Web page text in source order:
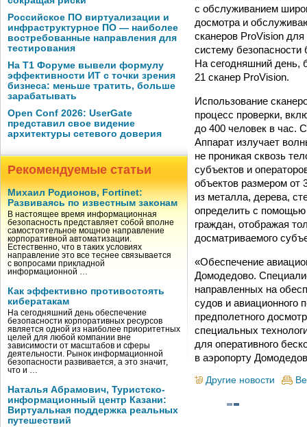
Российское ПО виртуализации и
инфраструктурное ПО — наиболее
востребованные направления для
тестирования
На Т1 Форуме вывели формулу
эффективности ИТ с точки зрения
бизнеса: меньше тратить, больше
зарабатывать
Open Conf 2026: UserGate
представил свое видение
архитектуры сетевого доверия
Рекомендуемые статьи
Михаил Родионов, Fortinet:
Развиваясь по известным законам
В настоящее время информационная
безопасность представляет собой вполне
самостоятельное мощное направление
корпоративной автоматизации.
Естественно, что в таких условиях
направление это все теснее связывается
с вопросами прикладной
информационной …
Как эффективно противостоять
кибератакам
На сегодняшний день обеспечение
безопасности корпоративных ресурсов
является одной из наиболее приоритетных
целей для любой компании вне
зависимости от масштабов и сферы
деятельности. Рынок информационной
безопасности развивается, а это значит,
что и …
Наталья Абрамович, Туристско-
информационный центр Казани:
Виртуальная поддержка реальных
путешествий
с обслуживанием
досмотра и
сканеров ProVision
систему
На сегодняшний день,
21 сканер ProVision.
Использование
процесс проверки,
до 400 человек в час.
Аппарат излучает
не проникая сквозь
субъектов и
объектов размером от
из металла, дерева,
определить с помощью
граждан, отображая
досматриваемого
«Обеспечение
Домодедово.
направленных на
судов и авиационного
предполетного
специальных
для оперативного
в аэропорту
Другие новости